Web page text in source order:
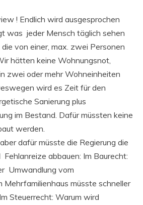
! Endlich wird ausgesprochen
was jeder Mensch täglich sehen
von einer, max. zwei Personen
hätten keine Wohnungsnot,
zwei oder mehr Wohneinheiten
wird es Zeit für den
Sanierung plus
im Bestand. Dafür müssten keine
werden.
dafür müsste die Regierung die
abbauen: Im Baurecht:
Umwandlung vom
Mehrfamilienhaus müsste schneller
Steuerrecht: Warum wird